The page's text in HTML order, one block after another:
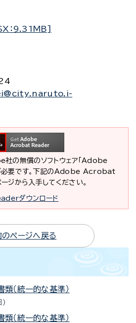
：9.31MB]
の無償のソフトウェア「Adobe
要です。下記のAdobe Acrobat
ジから入手してください。
ダウンロード
のページへ戻る
（統一的な基準）
（統一的な基準）